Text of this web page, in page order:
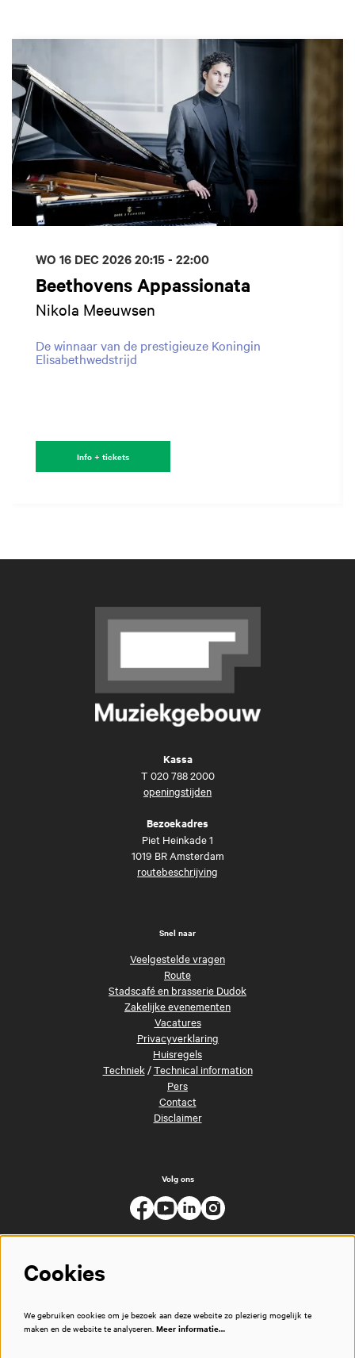
Beethovens Appassionata
Nikola Meeuwsen
De winnaar van de prestigieuze Koningin
Elisabethwedstrijd
WO 16 DEC 202620:15 - 22:00
Info + tickets
Kassa
T 020 788 2000
openingstijden
Bezoekadres
Piet Heinkade 1
1019 BR Amsterdam
routebeschrijving
Snel naar
Veelgestelde vragen
Route
Stadscafé en brasserie Dudok
Zakelijke evenementen
Vacatures
Privacyverklaring
Huisregels
Techniek/Technical information
Pers
Contact
Disclaimer
Volg ons
Cookies
We gebruiken cookies om je bezoek aan deze website zo plezierig mogelijk te
maken en de website te analyseren. Meer informatie…